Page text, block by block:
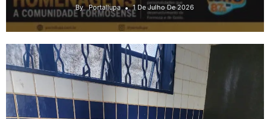
By Portallupa 1 De Julho De 2026